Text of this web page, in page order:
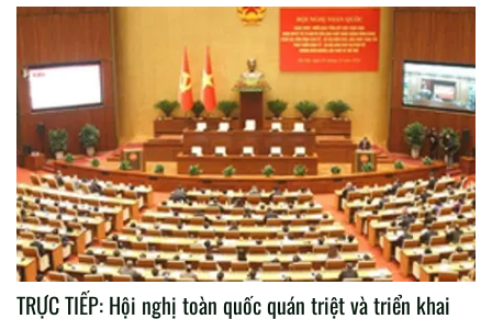
TRỰC TIẾP: Hội nghị toàn quốc quán triệt và triển khai